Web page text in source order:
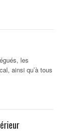
les
ainsi qu’à tous